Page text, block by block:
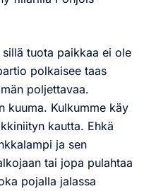
tuota paikkaa ei ole
polkaisee taas
poljettavaa.
kuuma. Kulkumme käy
kautta. Ehkä
ja sen
tai jopa pulahtaa
pojalla jalassa